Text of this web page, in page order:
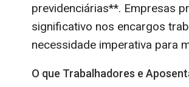
previdenciárias**. Empresas
significativo nos encargos
necessidade imperativa para
O que Trabalhadores e